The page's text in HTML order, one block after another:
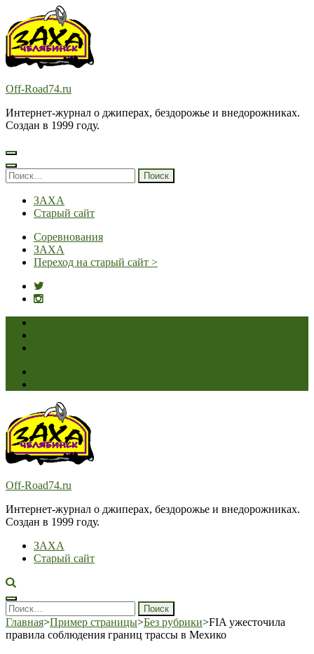
содержимому
(нажмите
Enter)
Off-Road74.ru
Интернет-журнал о джиперах, бездорожье и внедорожниках.
Создан в 1999 году.
Найти:
ЗАХА
Старый сайт
Соревнования
ЗАХА
Переход на старый сайт >
Off-Road74.ru
Интернет-журнал о джиперах, бездорожье и внедорожниках.
Создан в 1999 году.
ЗАХА
Старый сайт
Найти:
Главная>Пример страницы>Без рубрики>FIA ужесточила
правила соблюдения границ трассы в Мехико